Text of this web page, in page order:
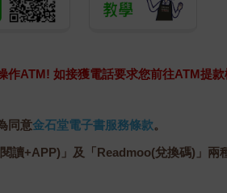
作ATM! 如接獲電話要求您前往ATM提
同意金石堂電子書服務條款。
讀+APP)」及「Readmoo(兌換碼)」兩